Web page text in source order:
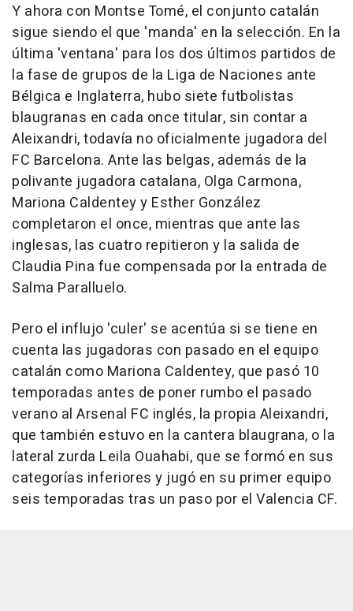
Y ahora con Montse Tomé, el conjunto catalán
sigue siendo el que 'manda' en la selección. En la
última 'ventana' para los dos últimos partidos de
la fase de grupos de la Liga de Naciones ante
Bélgica e Inglaterra, hubo siete futbolistas
blaugranas en cada once titular, sin contar a
Aleixandri, todavía no oficialmente jugadora del
FC Barcelona. Ante las belgas, además de la
polivante jugadora catalana, Olga Carmona,
Mariona Caldentey y Esther González
completaron el once, mientras que ante las
inglesas, las cuatro repitieron y la salida de
Claudia Pina fue compensada por la entrada de
Salma Paralluelo.
Pero el influjo 'culer' se acentúa si se tiene en
cuenta las jugadoras con pasado en el equipo
catalán como Mariona Caldentey, que pasó 10
temporadas antes de poner rumbo el pasado
verano al Arsenal FC inglés, la propia Aleixandri,
que también estuvo en la cantera blaugrana, o la
lateral zurda Leila Ouahabi, que se formó en sus
categorías inferiores y jugó en su primer equipo
seis temporadas tras un paso por el Valencia CF.